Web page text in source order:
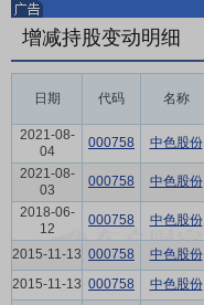
增减持股变动明细
日期 代码 名称
2021-08-
04
000758 中色股份
2021-08-
03
000758 中色股份
2018-06-
12
000758 中色股份
2015-11-13 000758 中色股份
2015-11-13 000758 中色股份